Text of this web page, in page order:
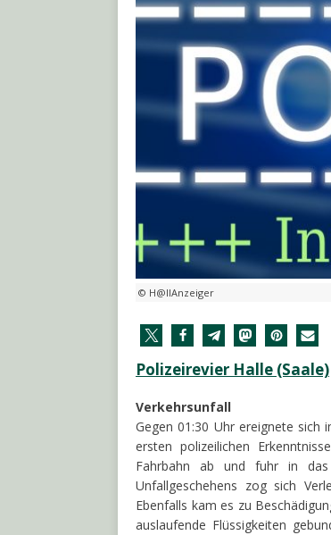
© H@llAnzeiger
Polizeirevier Halle (Saale)
Verkehrsunfall
Gegen 01:30 Uhr ereignete sich
ersten polizeilichen
Fahrbahn ab und fuhr in das
Unfallgeschehens zog sich
Ebenfalls kam es zu
auslaufende Flüssigkeiten